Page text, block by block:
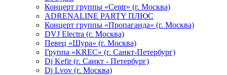
Концерт группы «Centr» (г. Москва)
ADRENALINE PARTY ПЛЮС
Концерт группы «Пропаганда» (г. Москва)
DVJ Electra (г. Москва)
Певец «Шура» (г. Москва)
Группа «KREC» (г. Санкт-Петербург)
Dj Kefir (г. Санкт - Петербург)
Dj Lvov (г. Москва)